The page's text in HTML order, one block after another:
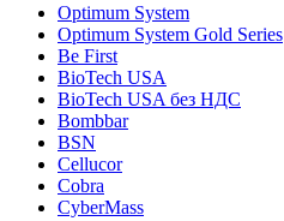
Optimum System
Optimum System Gold Series
Be First
BioTech USA
BioTech USA без НДС
Bombbar
BSN
Cellucor
Cobra
CyberMass